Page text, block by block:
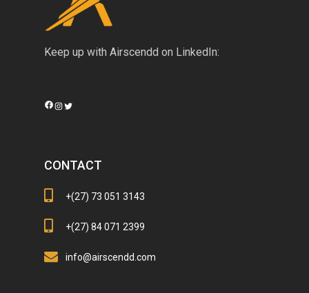
Keep up with Airscendd on LinkedIn:
Instagram
CONTACT
+(27) 73 051 3143
+(27) 84 071 2399
info@airscendd.com